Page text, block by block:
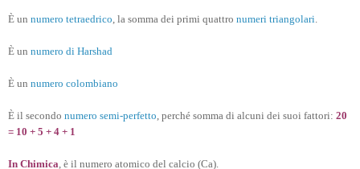
È un numero tetraedrico , la somma dei primi quattro numeri triangolari
È un numero di Harshad
È un numero colombiano
È il secondo numero semi-perfetto , perché somma di alcuni dei suoi fattori: 20
= 10 + 5 + 4 + 1
In Chimica , è il numero atomico del calcio (Ca).